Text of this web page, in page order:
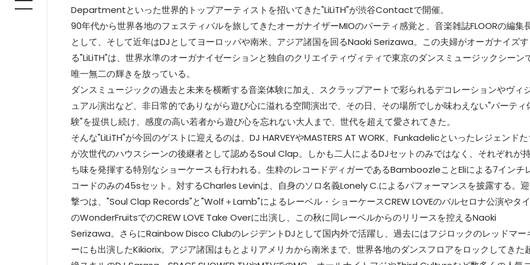
Departmentといった世界的トップアーティストを招いてきた"LiLiTH"が渋谷Contactで開催。
90年代から世界各地のフェスティバルを旅してきたオーガナイザーMIOのパーティ感覚と、音楽雑誌FLOORの編集
として、そして近年はDJとしてヨーロッパや南米、アジア諸国を回るNaoki Serizawa。この夫婦がオーガナイズす
る"LiLiTH"は、世界水準のオーガナイゼーションと独自のクリエイティヴィティで東京のダンスミュージックシーン
唯一無二の輝きを放っている。
ダンスミュージックの過去と未来を横断する音楽体験に加え、スクラップアートで彩られるデコレーションやヴィ
ュアル演出など、非日常的でありながら遊び心に溢れる空間演出で、その日、その場所でしか味わえない"パーティ
験"を提供し続け、感度の高い若者から遊び心を忘れない大人まで、世代を超えて愛されてきた。
そんな"LiLiTH"が今回のゲストに迎えるのは、DJ HARVEYやMASTERS AT WORK、Funkadelicといったレジェンドた
が次世代のハウスシーンの後継者として認めるSoul Clap。しかも二人によるDJセットのみではなく、それぞれが
ち味を発揮する特別なショーケースも行われる。生粋のレコードディガーであるBamboozleことEliによる7インチ
コードのみの45sセット。対するCharles Levinは、自身のソロ名義Lonely C.によるパフォーマンスを披露する。迎
撃つは、"Soul Clap Records"と"Wolf＋Lamb"によるレーベル・ショーケースCREW LOVEのバルセロナ公演やタイ
のWonderFruitsでのCREW LOVE Take Overに出演し、この秋に同レーベルからのリリースを控えるNaoki
Serizawa。さらにRainbow Disco ClubのレジデントDJとして国内外で活躍し、過去にはフジロックのレッドマー
ーにも出演したKikiorix。アジア諸国はもとよりアメリカから南米まで、世界各地のダンスフロアをロックしてきた